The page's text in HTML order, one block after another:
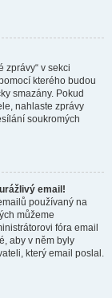
zprávy“ v sekci
kterého budou
smazány. Pokud
nahlaste zprávy
soukromých
email!
používaný na
můžeme
fóra email
aby v něm byly
který email poslal.